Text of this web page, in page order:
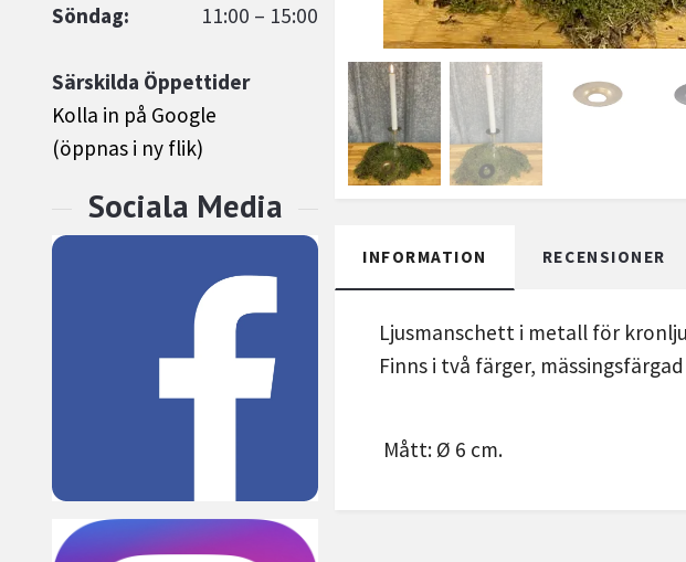
Söndag:
11:00 – 15:00
Särskilda Öppettider
Kolla in på Google
(öppnas i ny flik)
INFORMATION RECENSIONER
Ljusmanschett i metall för
Finns i två färger,
Mått: Ø 6 cm.